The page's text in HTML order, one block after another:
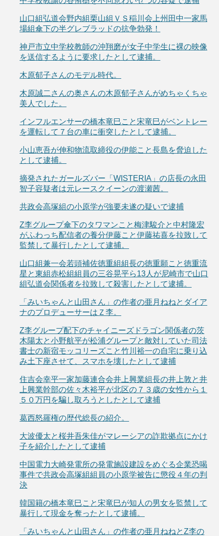
山口組弘道会野内組栗山組ＶＳ稲川会上州田中一家馬
場組傘下の半グレブラッドの抗争勃発！
神戸市立中学校教師の沖翔磨が女子中学生に裸の映像
を送信するように要求したとして逮捕。
木原郁子さんのモデル時代。
木原誠二さんの奥さんの木原郁子さんがめちゃくちゃ
美人でした。
インフルエンサーの橋本竜巳こと宋竜巳がベントレー
を運転して７台の車に衝突したとして逮捕。
小山恵吾が伸和物流取締役の伊能こと長島を脅迫した
として逮捕。
摘発されたガールズバー「WISTERIA」の店長の永田
智子容疑者は元レースクイーンの渡瀬茜。
共政会高塚組の小原学が強要未遂の疑いで逮捕
Z李グループ傘下のタワマンこと梅津駿介と中村隆宏
がふわっち配信者の養分伊藤こと伊藤祐喜を拉致して
監禁して暴行したとして逮捕。
山口組兼一会若頭補佐徳重組組長の徳重願こと徳重流
星と東組赤松組組員の三谷晃平ら13人が尼崎市で山口
組弘道会関係者を拉致して殺害したとして逮捕。
「みいちゃんと山田さん」の作者の亜月ねねとダイア
ナのプロデューサーはＺ李。
Z李グループ配下のチャイニーズドラゴン関係者の茨
木陽太と小野航平が松浦グループと敵対していた司法
書士の新宿モッコリーズこと竹川裕一の自宅に乗り込
み土下座させて、スマホを壊したとして逮捕
住吉会幸平一家加藤連合会井上興業組長の井上敦と井
上興業幹部の佐々木裕平が北区の７３歳の女性から１
５０万円を騙し取ろうとしたとして逮捕
葛西怒羅権の歴代総長の紹介。
大波優太と桜井吾朱佳がマレーシアの詐欺拠点にかけ
子を紹介したとして逮捕
中国電力大崎発電所の発電施設建設をめぐる企業恐喝
事件で共政会高塚組組員の小原学被告に懲役４年の判
決
韓国籍の橋本竜巳こと宋竜巳が知人の男女を監禁して
暴行して現金を奪ったとして逮捕。
「みいちゃんと山田さん」の作者の亜月ねねとZ李の